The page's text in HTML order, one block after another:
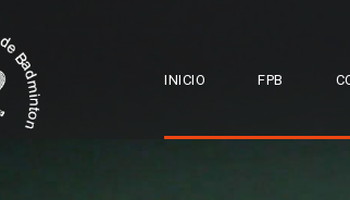
INICIO FPB